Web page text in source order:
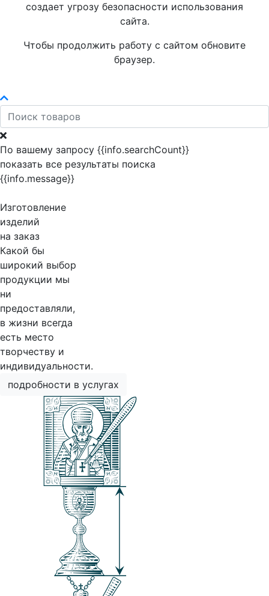
создает угрозу безопасности использования
сайта.
Чтобы продолжить работу с сайтом обновите
браузер.
По вашему запросу {{info.searchCount}}
показать все результаты поиска
{{info.message}}
Изготовление
изделий
на заказ
Какой бы
широкий выбор
продукции мы
ни
предоставляли,
в жизни всегда
есть место
творчеству и
индивидуальности.
подробности в услугах